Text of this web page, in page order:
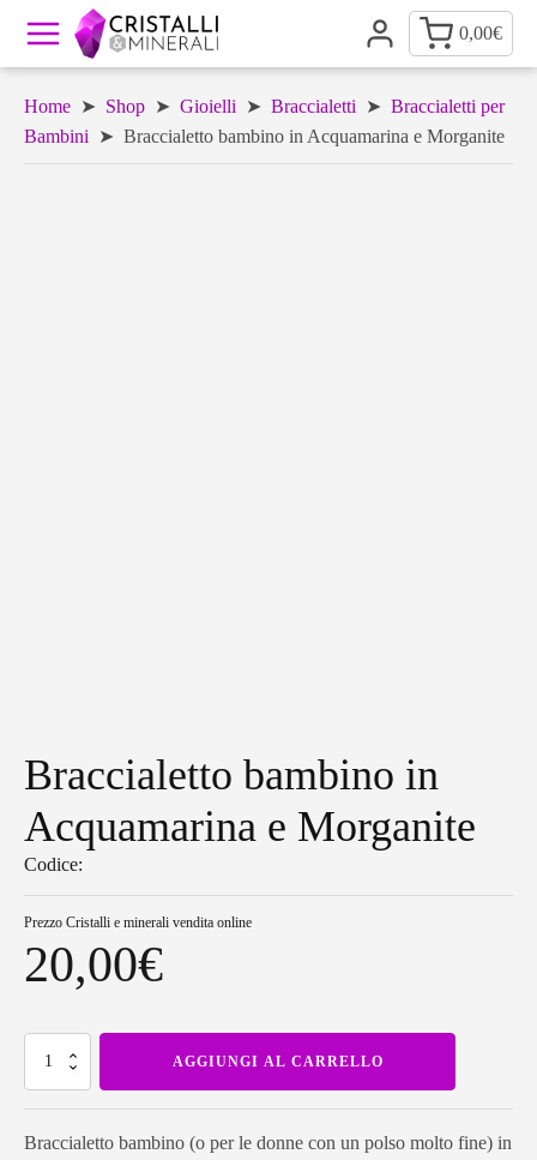
0,00€
Home ➤ Shop ➤ Gioielli ➤ Braccialetti ➤ Braccialetti per
Bambini ➤ Braccialetto bambino in Acquamarina e Morganite
Braccialetto bambino in
Acquamarina e Morganite
Codice:
Prezzo Cristalli e minerali vendita online
20,00€
Braccialetto
bambino
in
Acquamarina
Morganite
AGGIUNGI AL CARRELLO
Braccialetto bambino (o per le donne con un polso molto fine) in